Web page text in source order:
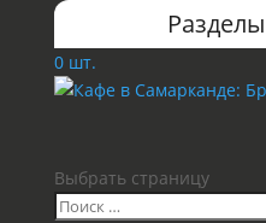
0 шт.
Выбрать страницу